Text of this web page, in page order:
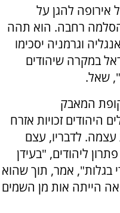
אירופה להגן על
רחבה. הוא תהה
וגרמניה יסכימו
במקרה שיהודים
שאל.
המאבק
היהודים זכויות אזרח
עצמה. לדבריו, עצם
ליהודים, "בעידן
בגלות", אמר, תוך שהוא
הייתה אות מן השמים